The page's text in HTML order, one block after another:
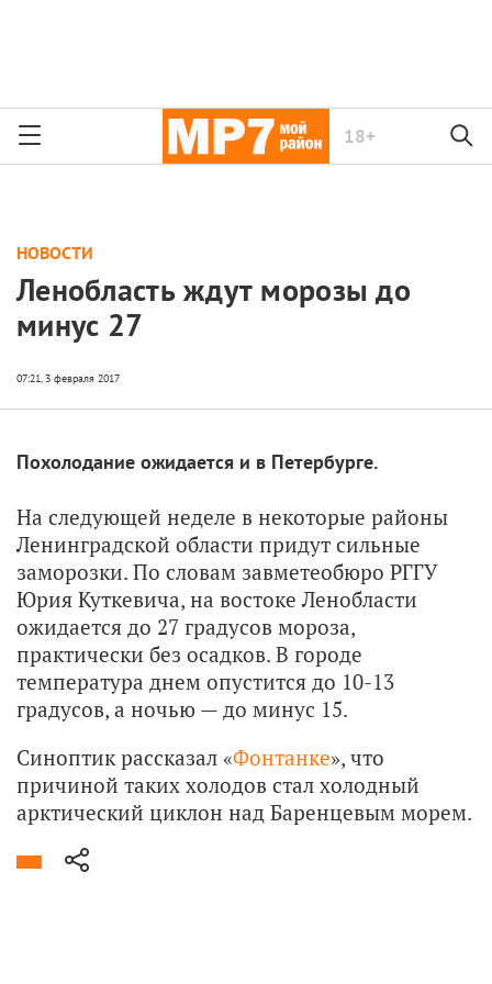
18+
НОВОСТИ
Ленобласть ждут морозы до
минус 27
Похолодание ожидается и в Петербурге.
На следующей неделе в некоторые районы
Ленинградской области придут сильные
заморозки. По словам завметеобюро РГГУ
Юрия Куткевича, на востоке Ленобласти
ожидается до 27 градусов мороза,
практически без осадков. В городе
температура днем опустится до 10-13
градусов, а ночью — до минус 15.
Синоптик рассказал «Фонтанке», что
причиной таких холодов стал холодный
арктический циклон над Баренцевым морем.